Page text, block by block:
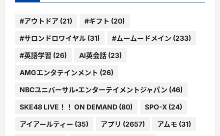
#アウトドア (21) #ギフト (20)
#サロンドロワイヤル (31) #ムームードメイン (233)
#英語学習 (26) AI英会話 (23)
AMGエンタテインメント (26)
NBCユニバーサル・エンターテイメントジャパン (46)
SKE48 LIVE！！ ON DEMAND (80) SPO-X (24)
アイアールティー (35) アプリ (2657) アムモ (31)